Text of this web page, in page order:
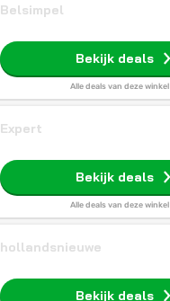
Belsimpel
Bekijk deals
Alle deals van deze winkel
Expert
Bekijk deals
Alle deals van deze winkel
hollandsnieuwe
Bekijk deals